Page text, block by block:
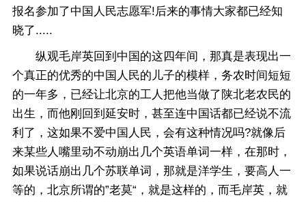
报名参加了中国人民志愿军!后来的事情大家都已经知
晓了.....
纵观毛岸英回到中国的这四年间，那真是表现出一
个真正的优秀的中国人民的儿子的模样，务农时间短短
的一年多，已经让北京的工人把他当做了陕北老农民的
出生，而他刚回到延安时，甚至连中国话都已经说不流
利了，这如果不爱中国人民，会有这种情况吗?就像后
来某些人嘴里动不动崩出几个英语单词一样，在那时，
如果说话崩出几个苏联单词，那就是洋学生，要高人一
等的，北京所谓的”老莫“，就是这样的，而毛岸英，就